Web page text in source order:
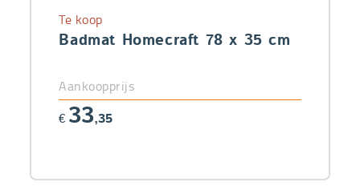
Badmat Homecraft 78 x 35 cm
Te koop
Aankoopprijs
€ 33,35